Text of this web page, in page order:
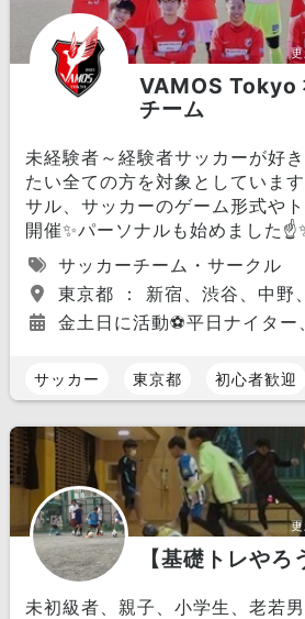
VAMOS Tokyo
チーム
未経験者～経験者サッカーが好
たい全ての方を対象としていま
サル、サッカーのゲーム形式や
開催✨️パーソナルも始めました
サッカーチーム・サークル
東京都 ： 新宿、渋谷、中野
金土日に活動⚽️平日ナイター
サッカー 東京都 初心者歓迎
【基礎トレやろ
未初級者、親子、小学生、老若